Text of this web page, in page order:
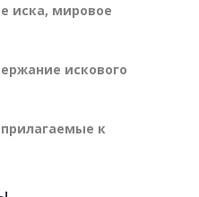
иска, мировое
искового
к